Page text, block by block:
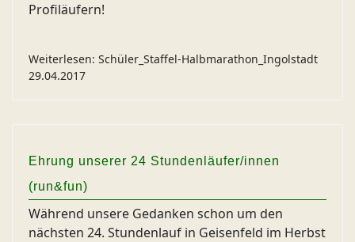
Profiläufern!
Weiterlesen: Schüler_Staffel-Halbmarathon_Ingolstadt
29.04.2017
Ehrung unserer 24 Stundenläufer/innen
(run&fun)
Während unsere Gedanken schon um den
nächsten 24. Stundenlauf in Geisenfeld im Herbst